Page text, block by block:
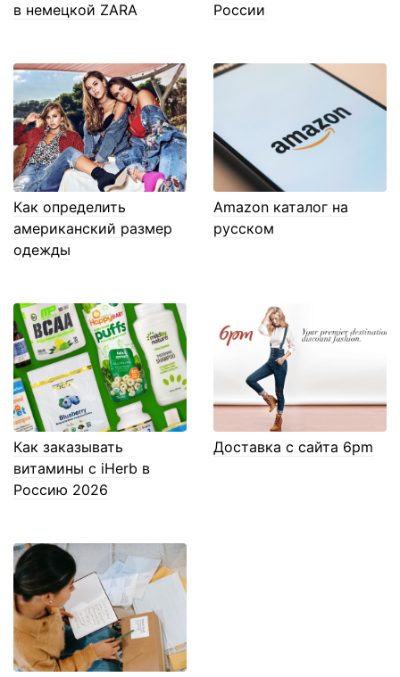
в немецкой ZARA
России
Как определить
американский размер
одежды
Amazon каталог на
русском
Как заказывать
витамины с iHerb в
Россию 2026
Доставка с сайта 6pm